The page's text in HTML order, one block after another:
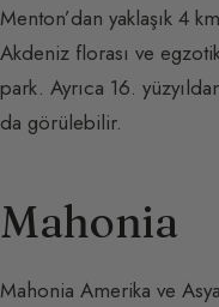
Menton’dan yaklaşık 4
Akdeniz florası ve
park. Ayrıca 16.
da görülebilir.
Mahonia
Mahonia Amerika ve